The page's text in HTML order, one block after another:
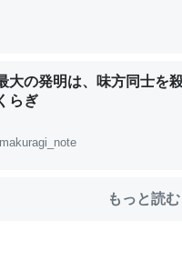
】昆虫学の大問題＝「昆虫はなぜ
置いて４年。でたまに覗いて
大の発明は、味方同士を
らぎ
もっと読む